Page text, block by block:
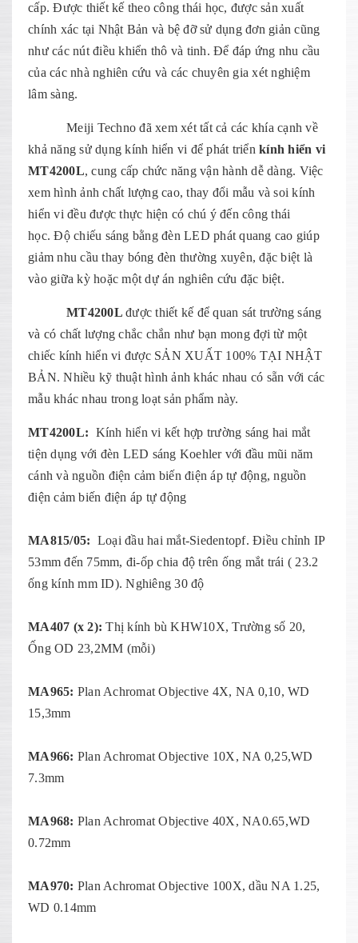
cấp. Được thiết kế theo công thái học, được sản xuất
chính xác tại Nhật Bản và bệ đỡ sử dụng đơn giản cũng
như các nút điều khiển thô và tinh. Để đáp ứng nhu cầu
của các nhà nghiên cứu và các chuyên gia xét nghiệm
lâm sàng.
Meiji Techno đã xem xét tất cả các khía cạnh về
khả năng sử dụng kính hiển vi để phát triển kính hiển vi
MT4200L, cung cấp chức năng vận hành dễ dàng. Việc
xem hình ảnh chất lượng cao, thay đổi mẫu và soi kính
hiển vi đều được thực hiện có chú ý đến công thái
học. Độ chiếu sáng bằng đèn LED phát quang cao giúp
giảm nhu cầu thay bóng đèn thường xuyên, đặc biệt là
vào giữa kỳ hoặc một dự án nghiên cứu đặc biệt.
MT4200L được thiết kế để quan sát trường sáng
và có chất lượng chắc chắn như bạn mong đợi từ một
chiếc kính hiển vi được SẢN XUẤT 100% TẠI NHẬT
BẢN. Nhiều kỹ thuật hình ảnh khác nhau có sẵn với các
mẫu khác nhau trong loạt sản phẩm này.
MT4200L: Kính hiển vi kết hợp trường sáng hai mắt
tiện dụng với đèn LED sáng Koehler với đầu mũi năm
cánh và nguồn điện cảm biến điện áp tự động, nguồn
điện cảm biến điện áp tự động
MA815/05: Loại đầu hai mắt-Siedentopf. Điều chỉnh IP
53mm đến 75mm, đi-ốp chia độ trên ống mắt trái ( 23.2
ống kính mm ID). Nghiêng 30 độ
MA407 (x 2): Thị kính bù KHW10X, Trường số 20,
Ống OD 23,2MM (mỗi)
MA965: Plan Achromat Objective 4X, NA 0,10, WD
15,3mm
MA966: Plan Achromat Objective 10X, NA 0,25,WD
7.3mm
MA968: Plan Achromat Objective 40X, NA0.65,WD
0.72mm
MA970: Plan Achromat Objective 100X, dầu NA 1.25,
WD 0.14mm